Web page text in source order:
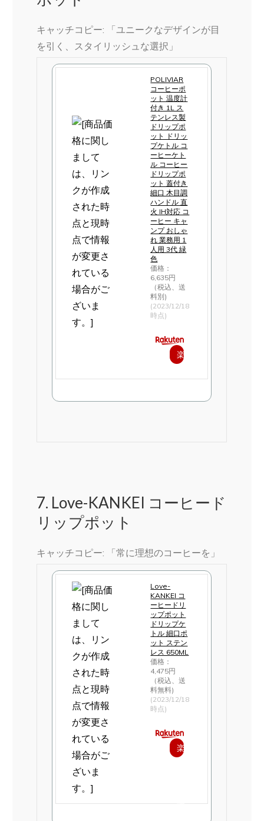
キャッチコピー: 「ユニークなデザインが目
を引く、スタイリッシュな選択」
POLIVIAR
コーヒーポ
ット 温度計
付き 1L ス
テンレス製
ドリップポ
ット ドリッ
プケトル コ
ーヒーケト
ル コーヒー
ドリップポ
ット 蓋付き
細口 木目調
ハンドル 直
火 IH対応 コ
ーヒー キャ
ンプ おしゃ
れ 業務用 1
人用 3代 緑
色
価格：
6,635円
（税込、送
料別)
(2023/12/18
時点)
楽
7. Love-KANKEI コーヒード
リップポット
キャッチコピー: 「常に理想のコーヒーを」
Love-
KANKEI コ
ーヒードリ
ップポット
ドリップケ
トル 細口ポ
ット ステン
レス 650ML
価格：
4,475円
（税込、送
料無料)
(2023/12/18
時点)
楽
購